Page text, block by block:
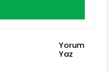
Yorum
Yaz